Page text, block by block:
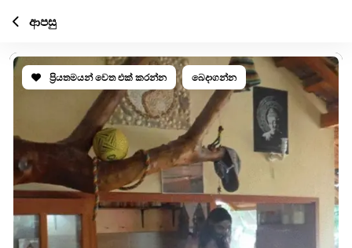
ප්‍රියතමයන් වෙත එක් කරන්න බෙදාගන්න
ආපසු